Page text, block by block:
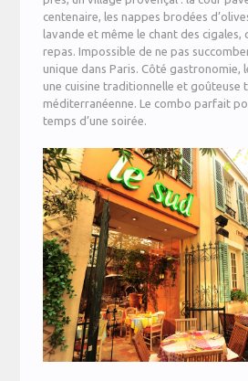
centenaire, les nappes brodées
lavande et même le chant des
repas. Impossible de ne pas
unique dans Paris. Côté gastronomie,
une cuisine traditionnelle et goûteuse
méditerranéenne. Le combo parfait
temps d’une soirée.